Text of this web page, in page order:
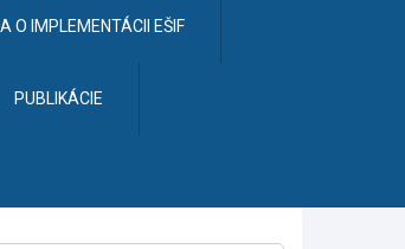
O IMPLEMENTÁCII EŠIF
PUBLIKÁCIE